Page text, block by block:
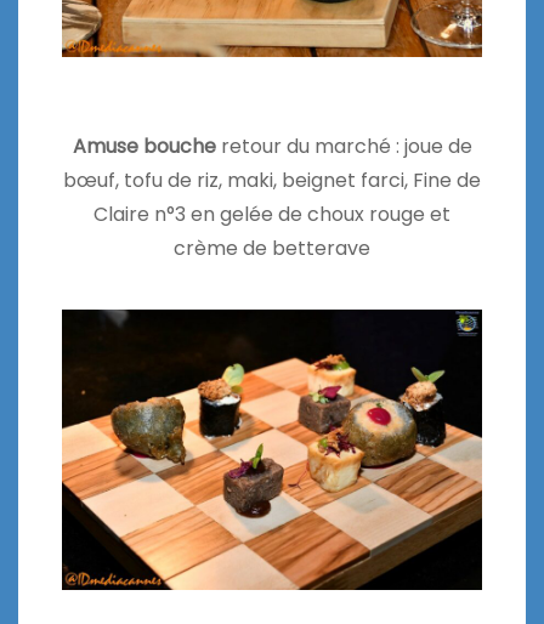
Amuse boucheretour du marché : joue de
bœuf, tofu de riz, maki, beignet farci, Fine de
Claire n°3 en gelée de choux rouge et
crème de betterave